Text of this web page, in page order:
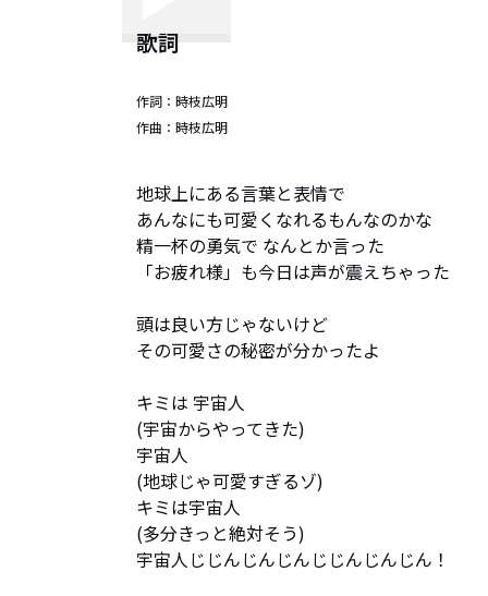
歌詞
作詞： 時枝広明
作曲： 時枝広明
地球上にある言葉と表情で
あんなにも可愛くなれるもんなのかな
精一杯の勇気で なんとか言った
「お疲れ様」も今日は声が震えちゃった
頭は良い方じゃないけど
その可愛さの秘密が分かったよ
キミは 宇宙人
(宇宙からやってきた)
宇宙人
(地球じゃ可愛すぎるゾ)
キミは宇宙人
(多分きっと絶対そう)
宇宙人じじんじんじんじじんじんじん！